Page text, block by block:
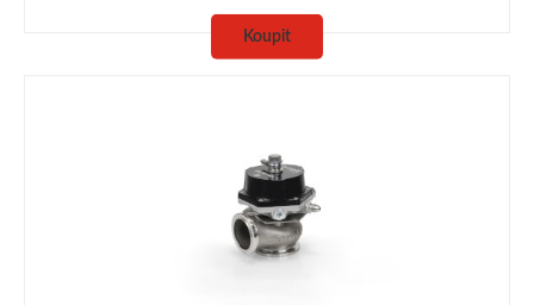
Koupit